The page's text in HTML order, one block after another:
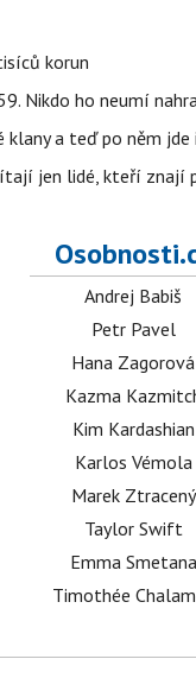
korun
Nikdo ho neumí
klany a teď po něm jde
jen lidé, kteří znají
Andrej Babiš
Petr Pavel
Hana Zagorová
Kazma
Kim Kardashian
Karlos Vémola
Marek Ztracený
Taylor Swift
Emma Smetana
Timothée